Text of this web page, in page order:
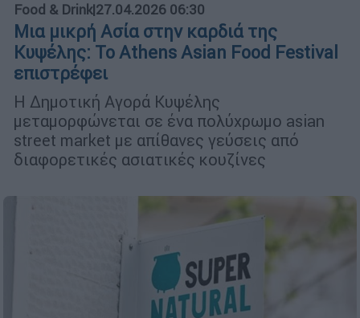
Food & Drink|27.04.2026 06:30
Μια μικρή Ασία στην καρδιά της
Κυψέλης: Το Athens Asian Food Festival
επιστρέφει
Η Δημοτική Αγορά Κυψέλης
μεταμορφώνεται σε ένα πολύχρωμο asian
street market με απίθανες γεύσεις από
διαφορετικές ασιατικές κουζίνες